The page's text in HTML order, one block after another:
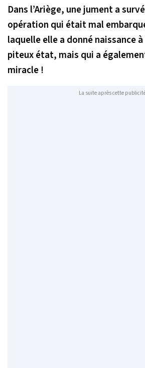
Dans l’Ariège, une jument a
opération qui était mal
laquelle elle a donné naissance
piteux état, mais qui a
miracle !
La suite après cette